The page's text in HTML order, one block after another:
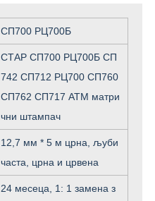
СП700 РЦ700Б
СТАР СП700 РЦ700Б СП
742 СП712 РЦ700 СП760
СП762 СП717 АТМ матри
чни штампач
12,7 мм * 5 м црна, љуби
часта, црна и црвена
24 месеца, 1: 1 замена з